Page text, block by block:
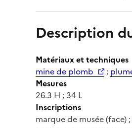
Description
Matériaux et techniques
mine de plomb
;
Mesures
26.3 H ; 34 L
Inscriptions
marque de musée (face)